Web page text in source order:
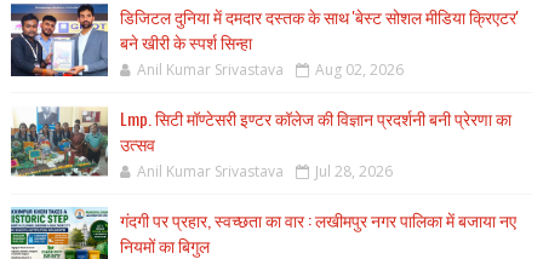
डिजिटल दुनिया में दमदार दस्तक के साथ 'बेस्ट सोशल मीडिया क्रिएटर'
बने खीरी के स्पर्श सिन्हा
Anil Kumar Srivastava Aug 02, 2026
Lmp. सिटी मॉण्टेसरी इण्टर कॉलेज की विज्ञान प्रदर्शनी बनी प्रेरणा का
उत्सव
Anil Kumar Srivastava Jul 28, 2026
गंदगी पर प्रहार, स्वच्छता का वार : लखीमपुर नगर पालिका में बजाया नए
नियमों का बिगुल